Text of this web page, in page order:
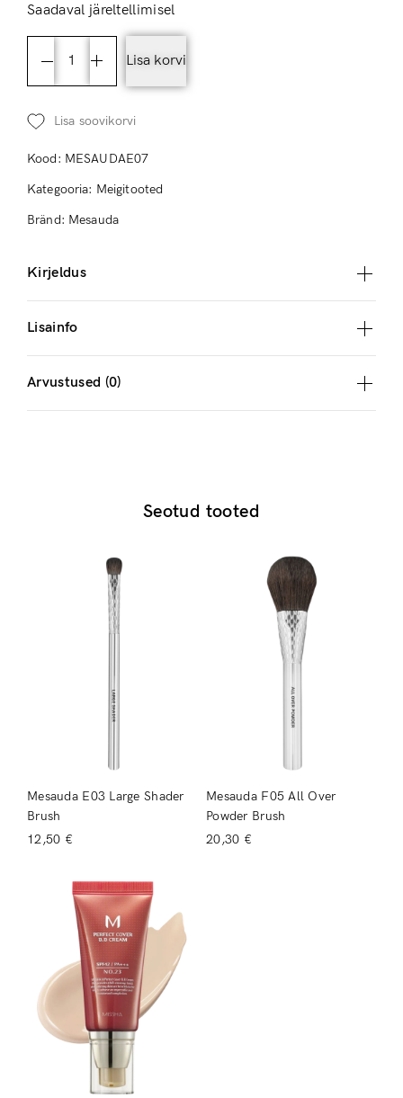
Saadaval järeltellimisel
Lisa korvi
Lisa soovikorvi
Kood: MESAUDAE07
Kategooria: Meigitooted
Bränd: Mesauda
Kirjeldus
Lisainfo
Arvustused (0)
Seotud tooted
Mesauda E03 Large Shader
Brush
12,50 €
Mesauda F05 All Over
Powder Brush
20,30 €